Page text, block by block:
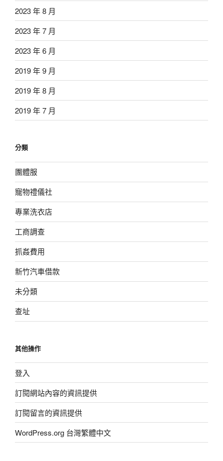
2023 年 8 月
2023 年 7 月
2023 年 6 月
2019 年 9 月
2019 年 8 月
2019 年 7 月
分類
團體服
寵物禮儀社
專業洗衣店
工商調查
抓姦費用
新竹汽車借款
未分類
查址
其他操作
登入
訂閱網站內容的資訊提供
訂閱留言的資訊提供
WordPress.org 台灣繁體中文